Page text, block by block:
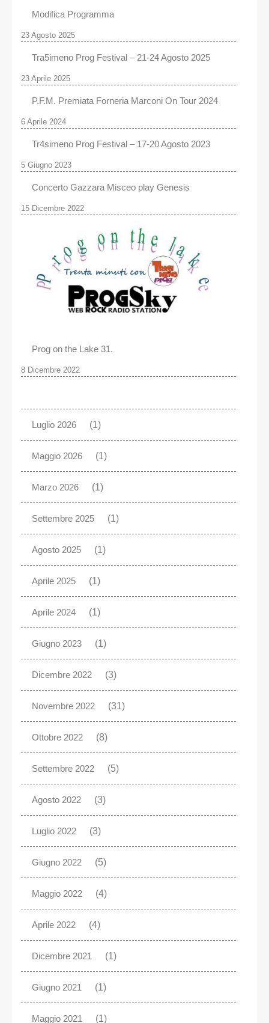
Modifica Programma
23 Agosto 2025
Tra5imeno Prog Festival – 21-24 Agosto 2025
23 Aprile 2025
P.F.M. Premiata Forneria Marconi On Tour 2024
6 Aprile 2024
Tr4simeno Prog Festival – 17-20 Agosto 2023
5 Giugno 2023
Concerto Gazzara Misceo play Genesis
15 Dicembre 2022
Prog on the Lake 31.
8 Dicembre 2022
Luglio 2026 (1)
Maggio 2026 (1)
Marzo 2026 (1)
Settembre 2025 (1)
Agosto 2025 (1)
Aprile 2025 (1)
Aprile 2024 (1)
Giugno 2023 (1)
Dicembre 2022 (3)
Novembre 2022 (31)
Ottobre 2022 (8)
Settembre 2022 (5)
Agosto 2022 (3)
Luglio 2022 (3)
Giugno 2022 (5)
Maggio 2022 (4)
Aprile 2022 (4)
Dicembre 2021 (1)
Giugno 2021 (1)
Maggio 2021 (1)